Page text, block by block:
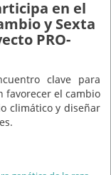
en el
y Sexta
PRO-
clave para
favorecer el cambio
climático y diseñar